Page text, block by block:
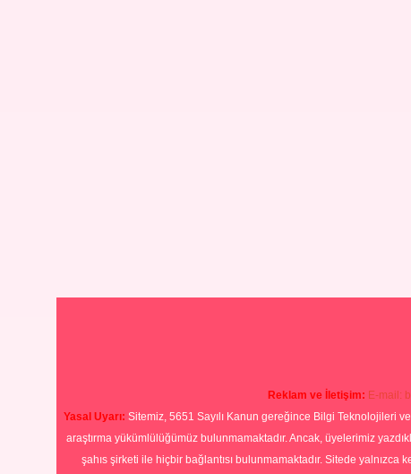
Reklam ve İletişim: E-mail:
Yasal Uyarı: Sitemiz, 5651 Sayılı Kanun gereğince Bilgi Teknolojileri
araştırma yükümlülüğümüz bulunmamaktadır. Ancak, üyelerimiz
şahıs şirketi ile hiçbir bağlantısı bulunmamaktadır. Sitede